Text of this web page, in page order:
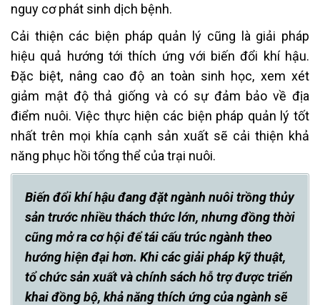
nguy cơ phát sinh dịch bệnh.
Cải thiện các biện pháp quản lý cũng là giải pháp
hiệu quả hướng tới thích ứng với biến đổi khí hậu.
Đặc biệt, nâng cao độ an toàn sinh học, xem xét
giảm mật độ thả giống và có sự đảm bảo về địa
điểm nuôi. Việc thực hiện các biện pháp quản lý tốt
nhất trên mọi khía cạnh sản xuất sẽ cải thiện khả
năng phục hồi tổng thể của trại nuôi.
Biến đổi khí hậu đang đặt ngành nuôi trồng thủy
sản trước nhiều thách thức lớn, nhưng đồng thời
cũng mở ra cơ hội để tái cấu trúc ngành theo
hướng hiện đại hơn. Khi các giải pháp kỹ thuật,
tổ chức sản xuất và chính sách hỗ trợ được triển
khai đồng bộ, khả năng thích ứng của ngành sẽ